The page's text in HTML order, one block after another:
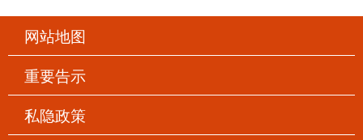
网站地图
重要告示
私隐政策